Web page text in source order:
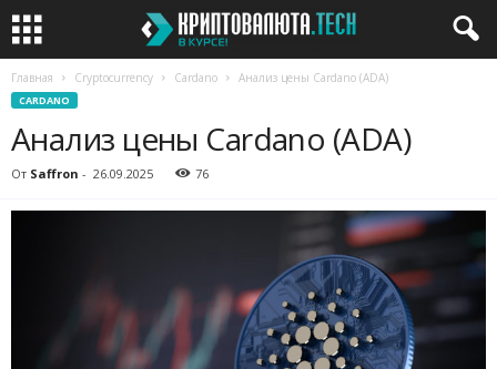
Главная Cryptocurrency Cardano Анализ цены Cardano (ADA)
CARDANO
Анализ цены Cardano (ADA)
От Saffron - 26.09.2025 76